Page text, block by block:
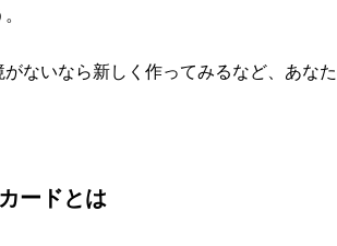
ないなら新しく作ってみるなど、あな
ードとは